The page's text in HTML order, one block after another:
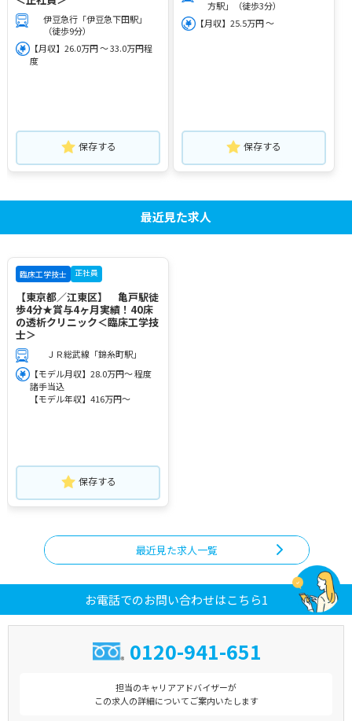
伊豆急行「伊豆急下田駅」
（徒歩9分）
【月収】26.0万円 ～ 33.0万円程
度
保存する
方駅」（徒歩3分）
【月収】25.5万円 ～
保存する
最近見た求人
臨床工学技士 正社員
【東京都／江東区】 亀戸駅徒
歩4分★賞与4ヶ月実績！40床
の透析クリニック＜臨床工学技
士＞
ＪＲ総武線「錦糸町駅」
【モデル月収】28.0万円～ 程度
諸手当込
【モデル年収】416万円～
保存する
最近見た求人一覧
お電話でのお問い合わせはこちら1
0120-941-651
担当のキャリアアドバイザーが
この求人の詳細についてご案内いたします